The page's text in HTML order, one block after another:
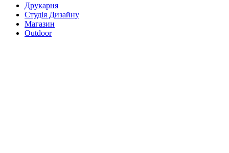
Друкарня
Студія Дизайну
Магазин
Outdoor